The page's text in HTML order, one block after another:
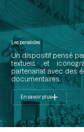
Les perséides
Un dispositif pensé
textuels et
partenariat avec des
documentaires.
En savoir plus